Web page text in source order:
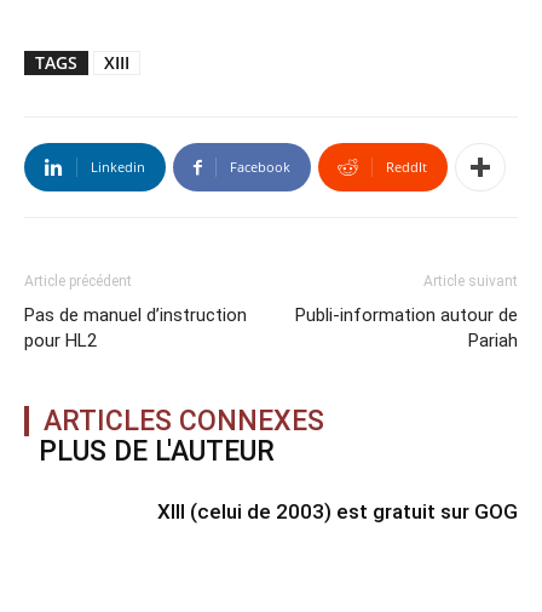
TAGS XIII
Linkedin Facebook ReddIt
Article précédent
Pas de manuel d’instruction
pour HL2
Article suivant
Publi-information autour de
Pariah
ARTICLES CONNEXES
PLUS DE L'AUTEUR
XIII (celui de 2003) est gratuit sur GOG